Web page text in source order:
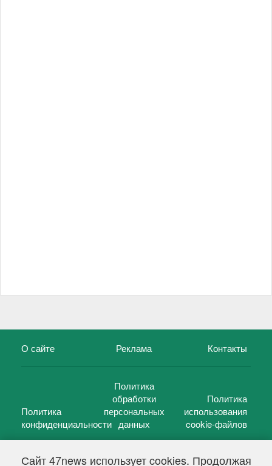
Сайт 47news использует cookies. Продолжая
О сайте Реклама Контакты
Политика
конфиденциальности
Политика
обработки
персональных
данных
Политика
использования
cookie-файлов